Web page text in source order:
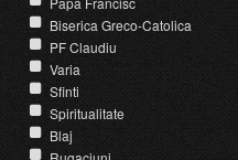
Biserica Greco-Catolica
PF Claudiu
Varia
Sfinti
Spiritualitate
Blaj